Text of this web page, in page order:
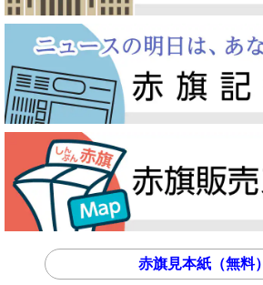
赤旗見本紙（無料）